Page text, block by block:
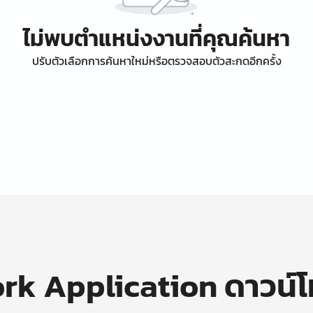
ไม่พบตำแหน่งงานที่คุณค้นหา
ปรับตัวเลือกการค้นหาใหม่หรือตรวจสอบตัวสะกดอีกครั้ง
Application ดาวน์